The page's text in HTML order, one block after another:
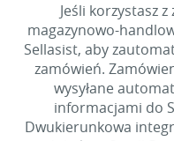
Jeśli korzystasz
magazynowo-
Sellasist, aby
zamówień.
wysyłane
informacjami do
Dwukierunkowa